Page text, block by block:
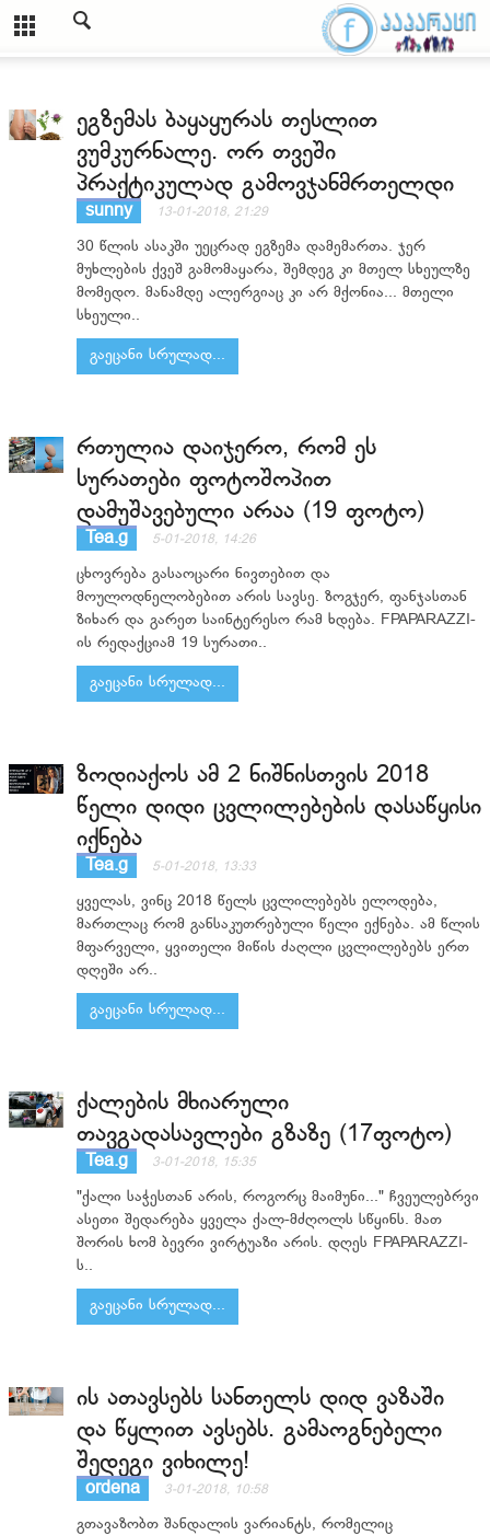
ეგზემას ბაყაყურას თესლით
ვუმკურნალე. ორ თვეში
პრაქტიკულად გამოვჯანმრთელდი
sunny 13-01-2018, 21:29
30 წლის ასაკში უეცრად ეგზემა დამემართა. ჯერ
მუხლების ქვეშ გამომაყარა, შემდეგ კი მთელ სხეულზე
მომედო. მანამდე ალერგიაც კი არ მქონია... მთელი
სხეული..
გაეცანი სრულად...
რთულია დაიჯერო, რომ ეს
სურათები ფოტოშოპით
დამუშავებული არაა (19 ფოტო)
Tea.g 5-01-2018, 14:26
ცხოვრება გასაოცარი ნივთებით და
მოულოდნელობებით არის სავსე. ზოგჯერ, ფანჯასთან
ზიხარ და გარეთ საინტერესო რამ ხდება. FPAPARAZZI-
ის რედაქციამ 19 სურათი..
გაეცანი სრულად...
ზოდიაქოს ამ 2 ნიშნისთვის 2018
წელი დიდი ცვლილებების დასაწყისი
იქნება
Tea.g 5-01-2018, 13:33
ყველას, ვინც 2018 წელს ცვლილებებს ელოდება,
მართლაც რომ განსაკუთრებული წელი ექნება. ამ წლის
მფარველი, ყვითელი მიწის ძაღლი ცვლილებებს ერთ
დღეში არ..
გაეცანი სრულად...
ქალების მხიარული
თავგადასავლები გზაზე (17ფოტო)
Tea.g 3-01-2018, 15:35
"ქალი საჭესთან არის, როგორც მაიმუნი..." ჩვეულებრვი
ასეთი შედარება ყველა ქალ-მძღოლს სწყინს. მათ
შორის ხომ ბევრი ვირტუაზი არის. დღეს FPAPARAZZI-
ს..
გაეცანი სრულად...
ის ათავსებს სანთელს დიდ ვაზაში
და წყლით ავსებს. გამაოგნებელი
შედეგი ვიხილე!
ordena 3-01-2018, 10:58
გთავაზობთ შანდალის ვარიანტს, რომელიც